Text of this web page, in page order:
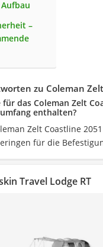
–
zu Coleman
das Coleman Zelt
enthalten?
Zelt Coastline
für die
Travel Lodge RT